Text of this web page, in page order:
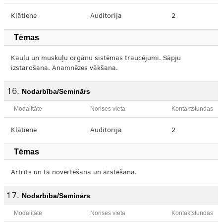
Klātiene Auditorija 2
Tēmas
Kaulu un muskuļu orgānu sistēmas traucējumi. Sāpju
izstarošana. Anamnēzes vākšana.
Nodarbība/Seminārs
Modalitāte Norises vieta Kontaktstundas
Klātiene Auditorija 2
Tēmas
Artrīts un tā novērtēšana un ārstēšana.
Nodarbība/Seminārs
Modalitāte Norises vieta Kontaktstundas